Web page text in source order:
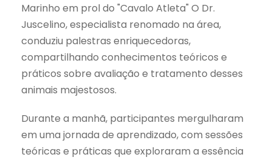
Marinho em prol do "Cavalo Atleta" O Dr.
Juscelino, especialista renomado na área,
conduziu palestras enriquecedoras,
compartilhando conhecimentos teóricos e
práticos sobre avaliação e tratamento desses
animais majestosos.
Durante a manhã, participantes mergulharam
em uma jornada de aprendizado, com sessões
teóricas e práticas que exploraram a essência